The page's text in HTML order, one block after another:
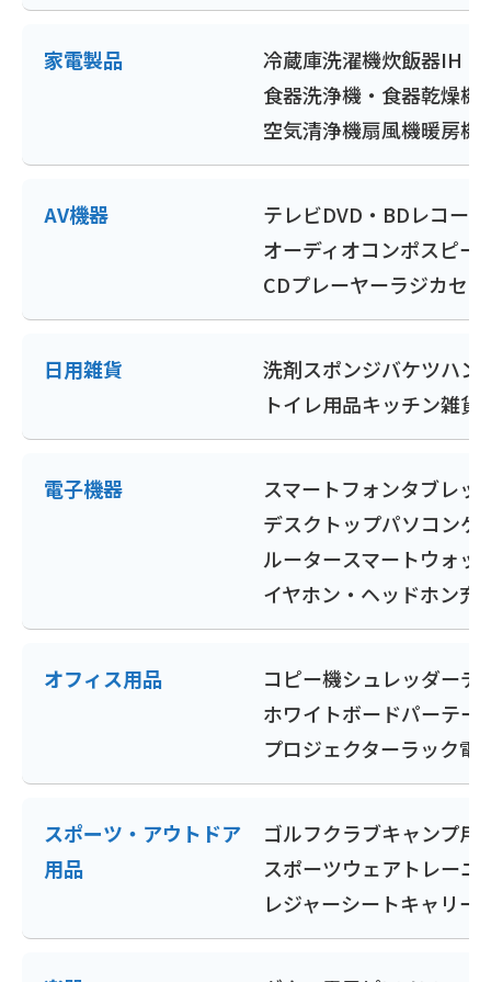
家電製品 冷蔵庫洗濯機炊飯器IH・
食器洗浄機・食器乾燥機
空気清浄機扇風機暖房機
AV機器 テレビDVD・BDレコー
オーディオコンポスピー
CDプレーヤーラジカセ
日用雑貨 洗剤スポンジバケツハン
トイレ用品キッチン雑貨
電子機器 スマートフォンタブレッ
デスクトップパソコンゲ
ルータースマートウォッ
イヤホン・ヘッドホン充
オフィス用品 コピー機シュレッダーデ
ホワイトボードパーテー
プロジェクターラック電
スポーツ・アウトドア
用品
ゴルフクラブキャンプ用
スポーツウェア トレーニ
レジャーシートキャリー